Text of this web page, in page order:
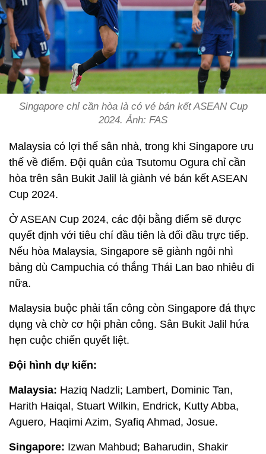
Singapore chỉ cần hòa là có vé bán kết ASEAN Cup
2024. Ảnh: FAS
Malaysia có lợi thế sân nhà, trong khi Singapore ưu
thế về điểm. Đội quân của Tsutomu Ogura chỉ cần
hòa trên sân Bukit Jalil là giành vé bán kết ASEAN
Cup 2024.
Ở ASEAN Cup 2024, các đội bằng điểm sẽ được
quyết định với tiêu chí đầu tiên là đối đầu trực tiếp.
Nếu hòa Malaysia, Singapore sẽ giành ngôi nhì
bảng dù Campuchia có thắng Thái Lan bao nhiêu đi
nữa.
Malaysia buộc phải tấn công còn Singapore đá thực
dụng và chờ cơ hội phản công. Sân Bukit Jalil hứa
hẹn cuộc chiến quyết liệt.
Đội hình dự kiến:
Malaysia: Haziq Nadzli; Lambert, Dominic Tan,
Harith Haiqal, Stuart Wilkin, Endrick, Kutty Abba,
Aguero, Haqimi Azim, Syafiq Ahmad, Josue.
Singapore: Izwan Mahbud; Baharudin, Shakir